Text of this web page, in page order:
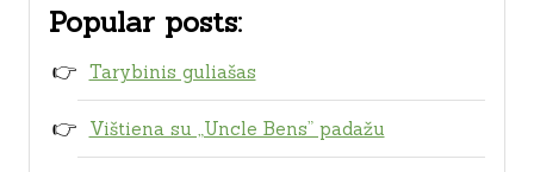
Popular posts:
Tarybinis guliašas
Vištiena su „Uncle Bens” padažu